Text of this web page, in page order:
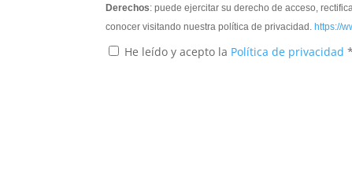
Derechos: puede ejercitar su derecho de acceso,
conocer visitando nuestra política de privacidad. https://
He leído y acepto la Política de privacidad*